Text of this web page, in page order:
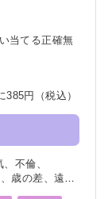
当てる正確無
円（税込）
不倫、
歳の差、遠距